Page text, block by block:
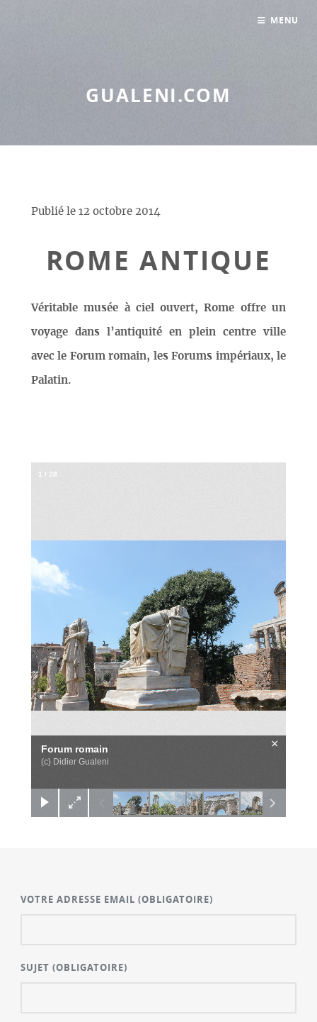
GUALENI.COM
Publié le 12 octobre 2014
ROME ANTIQUE
Véritable musée à ciel ouvert, Rome offre un
voyage dans l’antiquité en plein centre ville
avec le Forum romain, les Forums impériaux, le
Palatin.
Forum romain
(c) Didier Gualeni
×
1 / 28
VOTRE ADRESSE EMAIL(OBLIGATOIRE)
SUJET(OBLIGATOIRE)
MENU